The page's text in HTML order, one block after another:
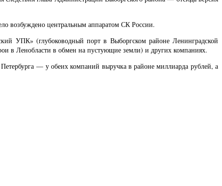
возбуждено центральным аппаратом СК России.
УПК» (глубоководный порт в Выборгском районе Ленинградской
в Ленобласти в обмен на пустующие земли) и других компаниях.
— у обеих компаний выручка в районе миллиарда рублей, а